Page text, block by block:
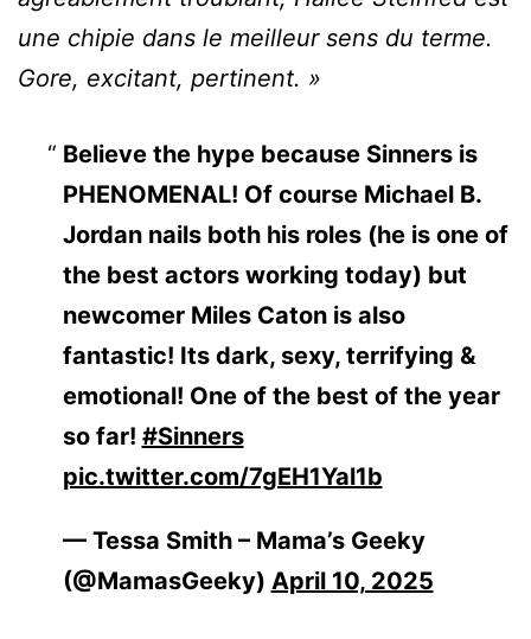
une chipie dans le meilleur sens du terme.
Gore, excitant, pertinent. »
Believe the hype because Sinners is
PHENOMENAL! Of course Michael B.
Jordan nails both his roles (he is one of
the best actors working today) but
newcomer Miles Caton is also
fantastic! Its dark, sexy, terrifying &
emotional! One of the best of the year
so far! #Sinners
pic.twitter.com/7gEH1Yal1b
— Tessa Smith – Mama’s Geeky
(@MamasGeeky) April 10, 2025